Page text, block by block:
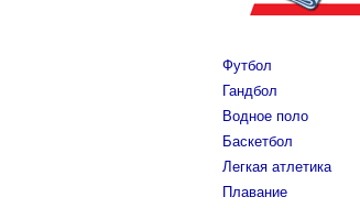
Футбол
Гандбол
Водное поло
Баскетбол
Легкая атлетика
Плавание